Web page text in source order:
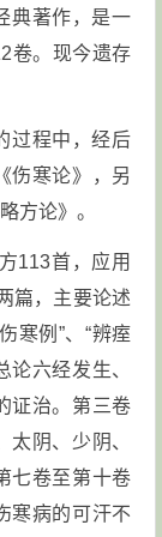
典著作，是一
卷。现今遗存
过程中，经后
伤寒论》，另
方论》。
113首，应用
篇，主要论述
寒例”、“辨痓
论六经发生、
证治。第三卷
阴、少阴、
七卷至第十卷
寒病的可汗不